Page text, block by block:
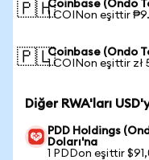
🇵🇭Coinbase (Ondo
1 COINon eşittir
🇵🇱Coinbase (Ondo
1 COINon eşittir zł
Diğer RWA'ları
PDD Holdings
Doları'na
1 PDDon eşittir